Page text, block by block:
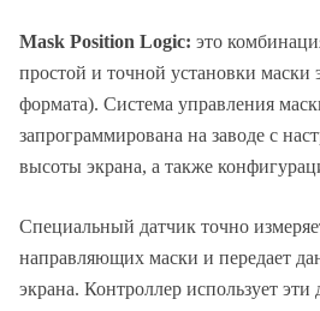
Mask Position Logic: это
простой и точной установки маски
формата). Система управления
запрограммирована на заводе с
высоты экрана, а также
Специальный датчик точно
направляющих маски и передает
экрана. Контроллер использует